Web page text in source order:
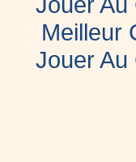
Meilleur
Jouer Au